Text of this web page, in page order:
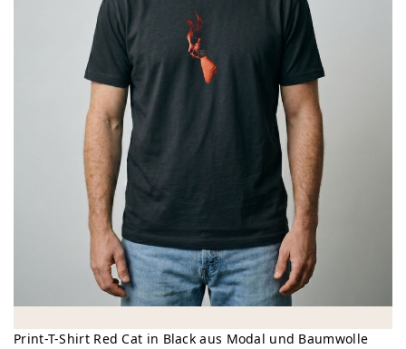
Print-T-Shirt Red Cat in Black aus Modal und Baumwolle